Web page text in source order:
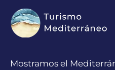
Mostramos el